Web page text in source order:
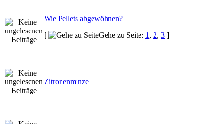
Wie Pellets abgewöhnen?
[
Gehe zu Seite: 1 , 2, 3 ]
Zitronenminze